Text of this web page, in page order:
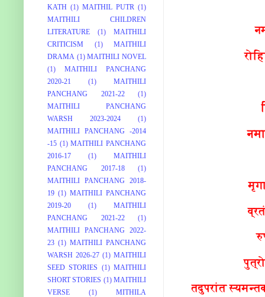
तदुपरांत
KATH (1) MAITHIL PUTR (1)
MAITHILI CHILDREN
LITERATURE
(1)
MAITHILI
CRITICISM
(1)
MAITHILI
DRAMA (1) MAITHILI NOVEL
(1)
MAITHILI PANCHANG
2020-21
(1)
MAITHILI
PANCHANG 2021-22
(1)
MAITHILI PANCHANG
WARSH 2023-2024
(1)
MAITHILI PANCHANG -2014
-15 (1) MAITHILI PANCHANG
2016-17
(1)
MAITHILI
PANCHANG 2017-18
(1)
MAITHILI PANCHANG 2018-
19 (1) MAITHILI PANCHANG
2019-20
(1)
MAITHILI
PANCHANG 2021-22
(1)
MAITHILI PANCHANG 2022-
23 (1) MAITHILI PANCHANG
WARSH 2026-27 (1) MAITHILI
SEED STORIES (1) MAITHILI
SHORT STORIES (1) MAITHILI
VERSE
(1)
MITHILA